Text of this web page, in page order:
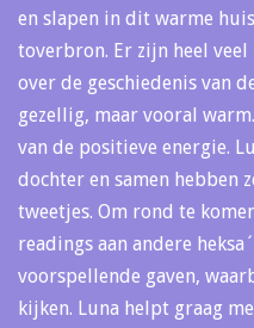
en slapen in dit warme
toverbron. Er zijn heel veel
over de geschiedenis van
gezellig, maar vooral
van de positieve energie.
dochter en samen hebben
tweetjes. Om rond te
readings aan andere
voorspellende gaven,
kijken. Luna helpt graag